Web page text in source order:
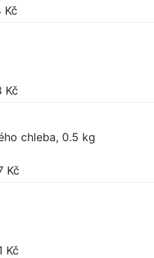
Kč
Kč
chleba, 0.5 kg
Kč
Kč